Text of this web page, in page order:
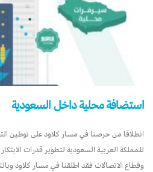
استضافة محلية داخل السعودية
للمملكة العربية السعودية لتطوير قدرات
وقطاع الاتصالات فقد اطلقنا في مسار كلاود